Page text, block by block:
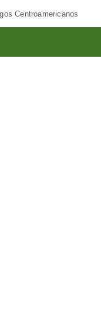
Centroamericanos